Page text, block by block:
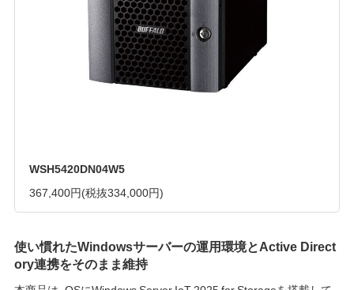
WSH5420DN04W5
367,400円(税抜334,000円)
使い慣れたWindowsサーバーの運用環境とActive Direct
ory連携をそのまま維持